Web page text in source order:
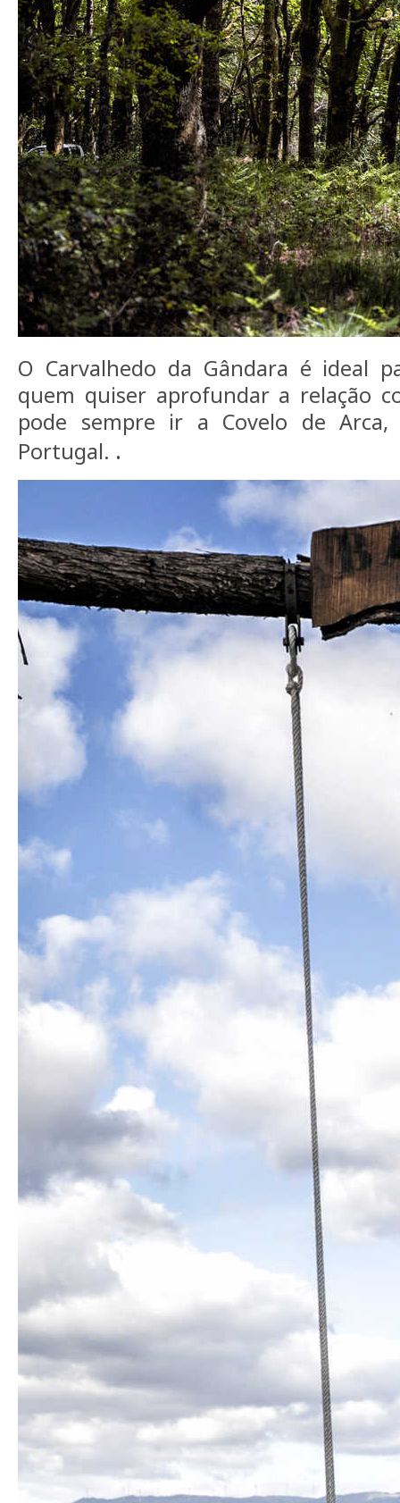
O Carvalhedo da Gândara é ideal
quem quiser aprofundar a relação
pode sempre ir a Covelo de
Portugal. .